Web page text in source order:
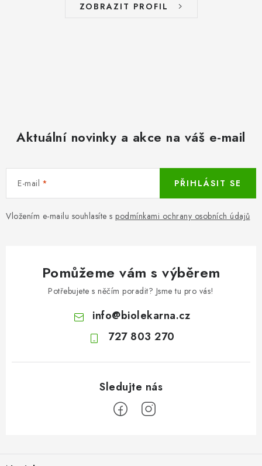
ZOBRAZIT PROFIL
Aktuální novinky a akce na váš e-mail
E-mail
Vložením e-mailu souhlasíte s podmínkami ochrany osobních údajů
PŘIHLÁSIT SE
Pomůžeme vám s výběrem
Potřebujete s něčím poradit? Jsme tu pro vás!
info@biolekarna.cz
727 803 270